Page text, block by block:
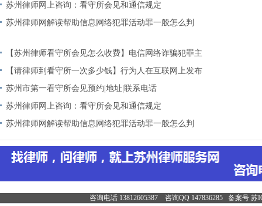
苏州律师网上咨询：看守所会见和通信规定
苏州律师网解读帮助信息网络犯罪活动罪一般怎么判
【苏州律师看守所会见怎么收费】电信网络诈骗犯罪主
观
【请律师到看守所一次多少钱】行为人在互联网上发布
诈
苏州市第一看守所会见预约|地址|联系电话
苏州律师网上咨询：看守所会见和通信规定
苏州律师网解读帮助信息网络犯罪活动罪一般怎么判
咨询电话 13812605387 咨询QQ 147836285 备案号 苏